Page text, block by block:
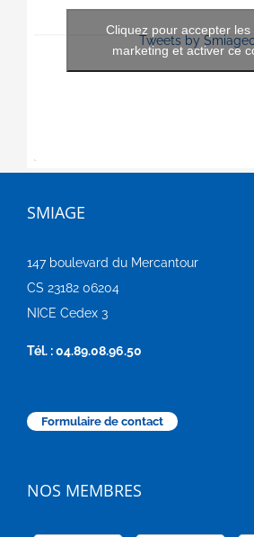
Tweets by
Cliquez pour accepter les
marketing et activer ce
SMIAGE
147 boulevard du Mercantour
CS 23182 06204
NICE Cedex 3
Tél. : 04.89.08.96.50
Formulaire de contact
NOS MEMBRES